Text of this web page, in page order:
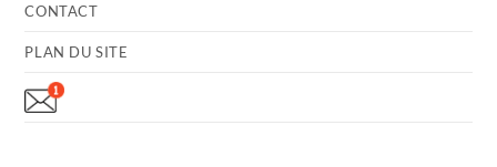
CONTACT
PLAN DU SITE